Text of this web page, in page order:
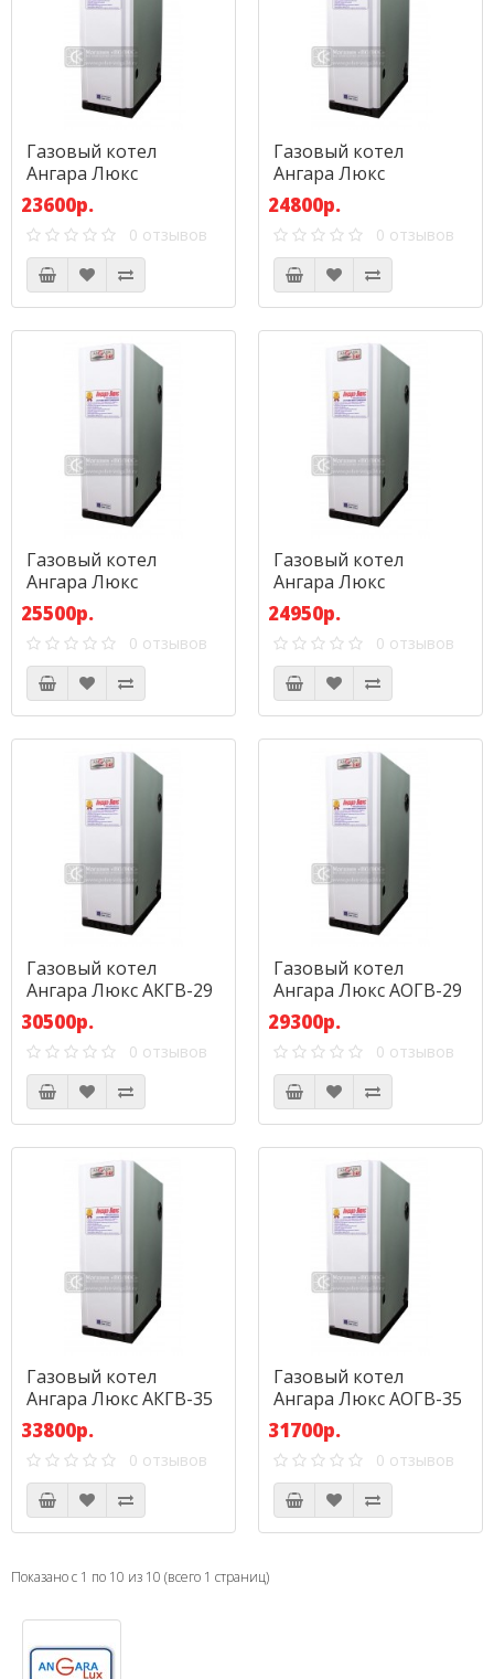
Газовый котел
Ангара Люкс
АКГВ-17,4
23600р.
0 отзывов
Газовый котел
Ангара Люкс
АОГВ-17,4
24800р.
0 отзывов
Газовый котел
Ангара Люкс
АКГВ-23,2
25500р.
0 отзывов
Газовый котел
Ангара Люкс
АОГВ-23,2
24950р.
0 отзывов
Газовый котел
Ангара Люкс АКГВ-29
30500р.
0 отзывов
Газовый котел
Ангара Люкс АОГВ-29
29300р.
0 отзывов
Газовый котел
Ангара Люкс АКГВ-35
33800р.
0 отзывов
Газовый котел
Ангара Люкс АОГВ-35
31700р.
0 отзывов
Показано с 1 по 10 из 10 (всего 1 страниц)